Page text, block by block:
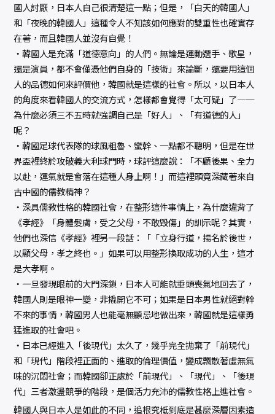
國人討厭，日本人自己很清楚這一點；但是，「白天的韓國人」
和「夜晚的韓國人」這種令人不知該如何應對的雙重性也確實存
在著，而且韓國人並沒有自覺！
‧韓國人是充滿「道德意向」的人們。無論是運動選手、歌星，
還是演員，都不會僅憑他們自身的「技術」來論斷，還要用這個
人的品德如何來評價他，韓國就是這樣的社會。所以，以日本人
的角度來看韓國人的交流方式，怎樣都會覺得「太可疑」了—─
為什麼必須三不五時就強調自己是「好人」、「有道德的人」
呢？
‧韓國足球代表隊的球風粗魯、蠻幹、一點都不聰明，但是在世
界盃裡終於攻破義大利球門時，球評這麼說：「不顧後果、全力
以赴，運氣就是會落在這種人身上啊！」而這裡頭竟深藏著來自
古中國的儒教精神？
‧深具儒教性格的韓國社會，在整形這件事情上，為什麼違背了
《孝經》「身體髮膚，受之父母，不敢毀傷」的訓示呢？其實，
他們也深信《孝經》裡另一段話：「「立身行道，揚名於後世，
以顯父母，孝之終也。」如果可以用整形換取成功的人生，這才
是大孝啊。
‧一旦發現眼前的大門深鎖，日本人可能就垂頭喪氣地回去了，
韓國人則是眼神一變，非撬開它不可；如果是日本男性就絕對幹
不來的事情，韓國男人也能毫無顧忌地做出來，韓國就是這樣勇
猛進取的社會吧。
‧日本已經進入「後現代」太久了，幾乎完全拋棄了「前現代」
和「現代」階段裡正面的、進取的倫理價值，變成飄散著虛無氣
味的沉悶社會；而韓國卻正處於「前現代」、「現代」、「後現
代」三者激盪競爭的階段，是個活力充沛的儒教性格上進社會。
韓國人與日本人是如此的不同，追根究柢到底是甚麼深層因素造